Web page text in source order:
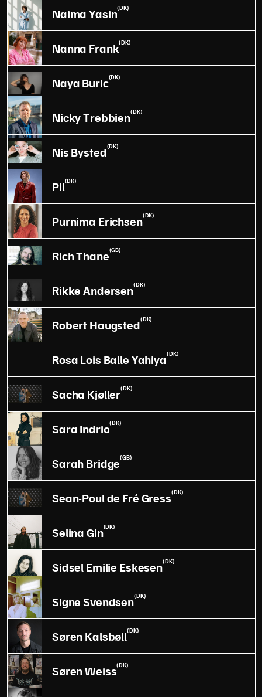
Naima Yasin(DK)
Nanna Frank(DK)
Naya Buric(DK)
Nicky Trebbien(DK)
Nis Bysted(DK)
Pil(DK)
Purnima Erichsen(DK)
Rich Thane(GB)
Rikke Andersen(DK)
Robert Haugsted(DK)
Rosa Lois Balle Yahiya(DK)
Sacha Kjøller(DK)
Sara Indrio(DK)
Sarah Bridge(GB)
Sean-Poul de Fré Gress(DK)
Selina Gin(DK)
Sidsel Emilie Eskesen(DK)
Signe Svendsen(DK)
Søren Kalsbøll(DK)
Søren Weiss(DK)